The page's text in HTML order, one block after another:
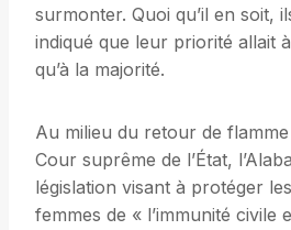
surmonter. Quoi qu’il en soit,
indiqué que leur priorité allait
qu’à la majorité.
Au milieu du retour de
Cour suprême de l’État,
législation visant à protéger
femmes de « l’immunité civile